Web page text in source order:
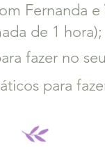
Fernanda e
de 1 hora);
fazer no
para